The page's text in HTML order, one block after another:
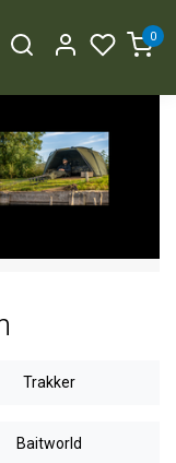
0
Trakker
Baitworld